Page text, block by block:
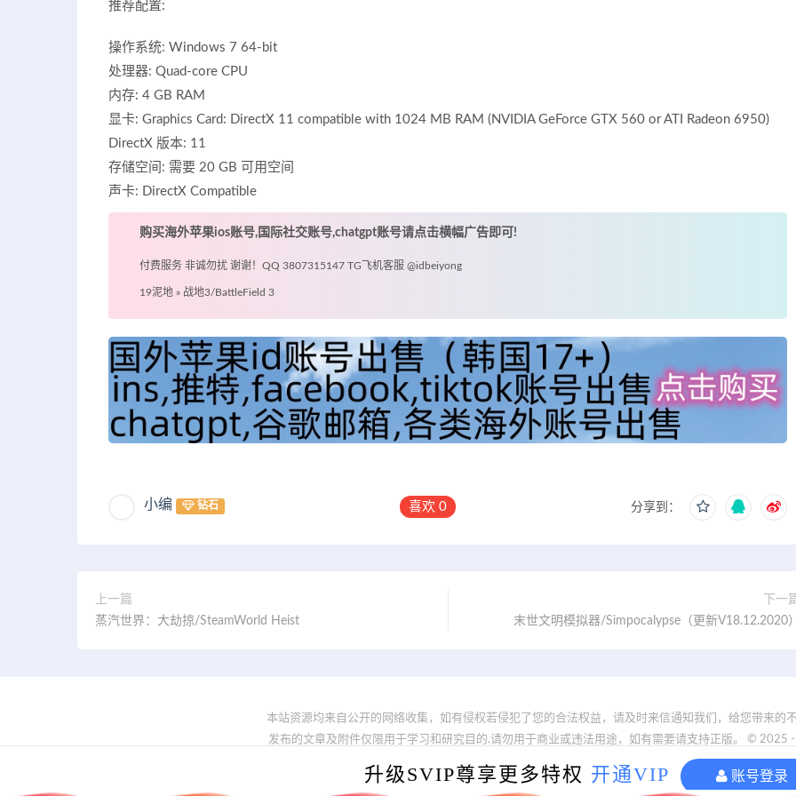
推荐配置:
操作系统: Windows 7 64-bit
处理器: Quad-core CPU
内存: 4 GB RAM
显卡: Graphics Card: DirectX 11 compatible with 1024 MB RAM (NVIDIA GeForce GTX 560 or ATI Radeon 6950)
DirectX 版本: 11
存储空间: 需要 20 GB 可用空间
声卡: DirectX Compatible
购买海外苹果ios账号,国际社交账号,chatgpt账号请点击横幅广告即可!
付费服务 非诚勿扰 谢谢！QQ 3807315147 TG飞机客服 @idbeiyong
19泥地 » 战地3/BattleField 3
小编 钻石 喜欢0 分享到：
上一篇
蒸汽世界：大劫掠/SteamWorld Heist
下一
末世文明模拟器/Simpocalypse（更新V18.12.2020）
本站资源均来自公开的网络收集，如有侵权若侵犯了您的合法权益，请及时来信通知我们，给您带来的
发布的文章及附件仅限用于学习和研究目的.请勿用于商业或违法用途，如有需要请支持正版。 © 2025
闽ICP备2024081646号-1
升级SVIP尊享更多特权 开通VIP 账号登录